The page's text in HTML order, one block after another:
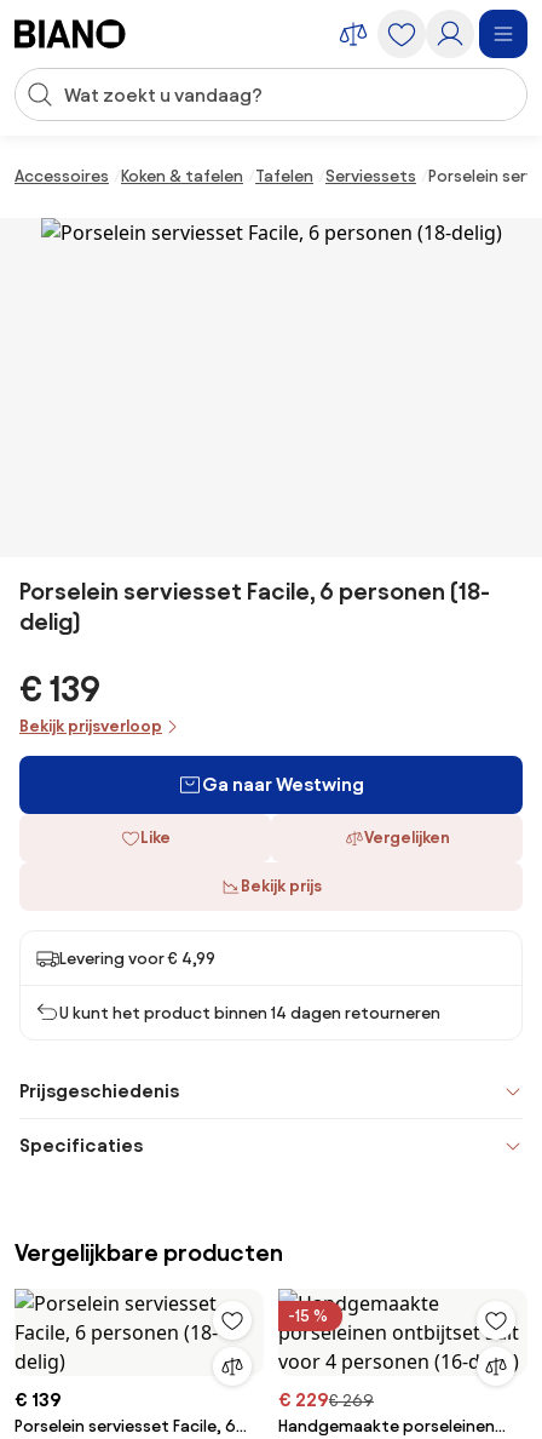
Zoekopdracht invoeren
Accessoires Koken & tafelen Tafelen Serviessets Porselein
Porselein serviesset Facile, 6 personen (18-
delig)
€ 139
Bekijk prijsverloop
Ga naar Westwing
Like Vergelijken
Bekijk prijs
Levering voor € 4,99
U kunt het product binnen 14 dagen retourneren
Prijsgeschiedenis
Specificaties
Vergelijkbare producten
€ 139
Porselein serviesset Facile, 6
-15 %
€ 229€ 269
Handgemaakte porseleinen